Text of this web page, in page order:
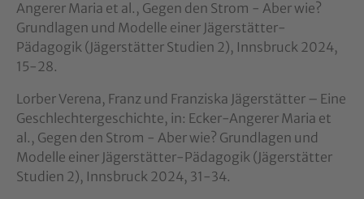
Angerer Maria et al., Gegen den Strom - Aber wie?
Grundlagen und Modelle einer Jägerstätter-
Pädagogik (Jägerstätter Studien 2), Innsbruck 2024,
15-28.
Lorber Verena, Franz und Franziska Jägerstätter – Eine
Geschlechtergeschichte, in: Ecker-Angerer Maria et
al., Gegen den Strom - Aber wie? Grundlagen und
Modelle einer Jägerstätter-Pädagogik (Jägerstätter
Studien 2), Innsbruck 2024, 31-34.